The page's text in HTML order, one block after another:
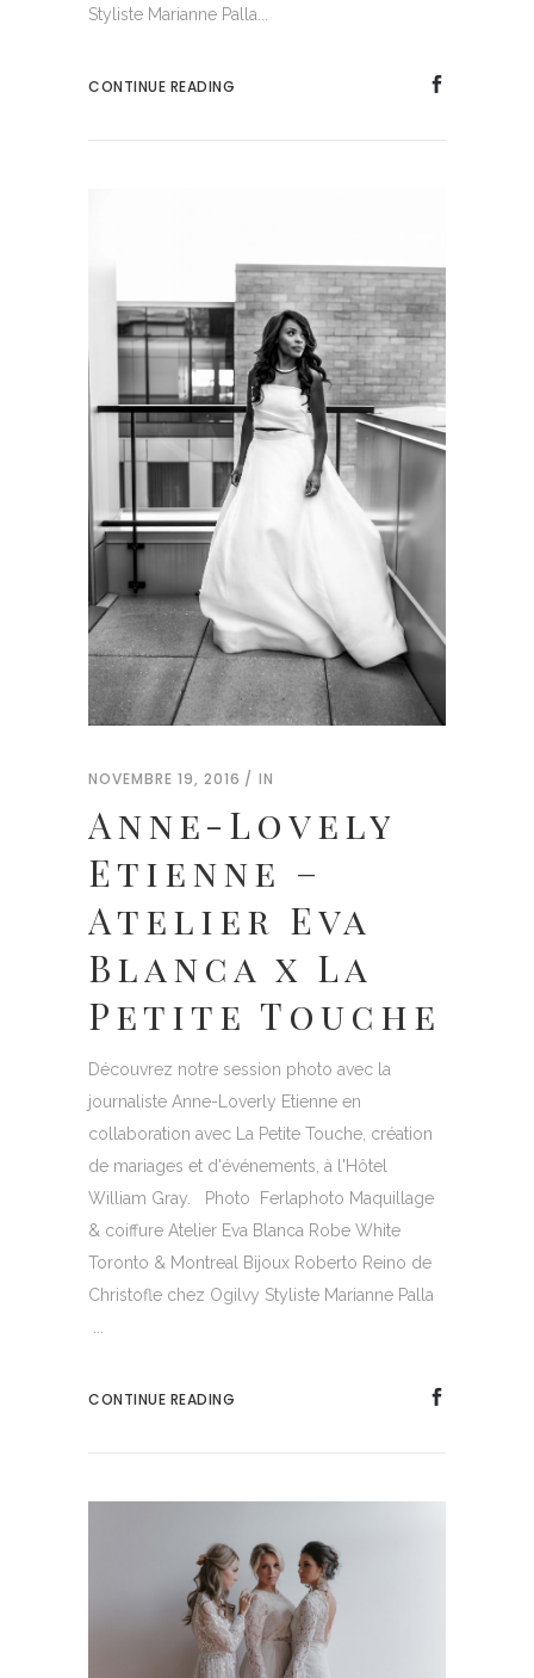
Styliste Marianne Palla...
CONTINUE READING
NOVEMBRE 19, 2016 IN
Anne-Lovely
Etienne –
Atelier Eva
Blanca x La
Petite Touche
Découvrez notre session photo avec la
journaliste Anne-Loverly Etienne en
collaboration avec La Petite Touche, création
de mariages et d'événements, à l'Hôtel
William Gray. Photo Ferlaphoto Maquillage
& coiffure Atelier Eva Blanca Robe White
Toronto & Montreal Bijoux Roberto Reino de
Christofle chez Ogilvy Styliste Marianne Palla
CONTINUE READING